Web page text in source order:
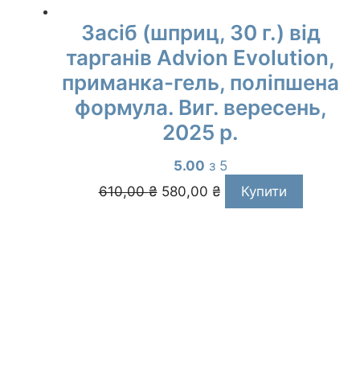
Засіб (шприц, 30 г.) від
тарганів Advion Evolution,
приманка-гель, поліпшена
формула. Виг. вересень,
2025 р.
5.00 з 5
610,00₴
Оригінальна
ціна:
580,00 ₴
Поточна
ціна:
Купити